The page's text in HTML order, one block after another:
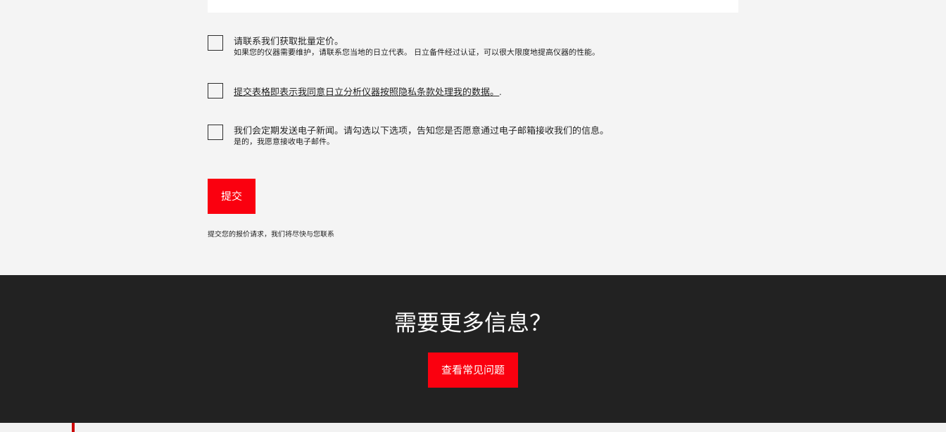
请联系我们获取批量定价。
如果您的仪器需要维护，请联系您当地的日立代表。 日立备件经过认证，可以很大限度地提高仪器的性能。
提交表格即表示我同意日立分析仪器按照隐私条款处理我的数据。 .
我们会定期发送电子新闻。请勾选以下选项，告知您是否愿意通过电子邮箱接收我们的信息。
是的，我愿意接收电子邮件。
提交您的报价请求，我们将尽快与您联系
需要更多信息？
查看常见问题